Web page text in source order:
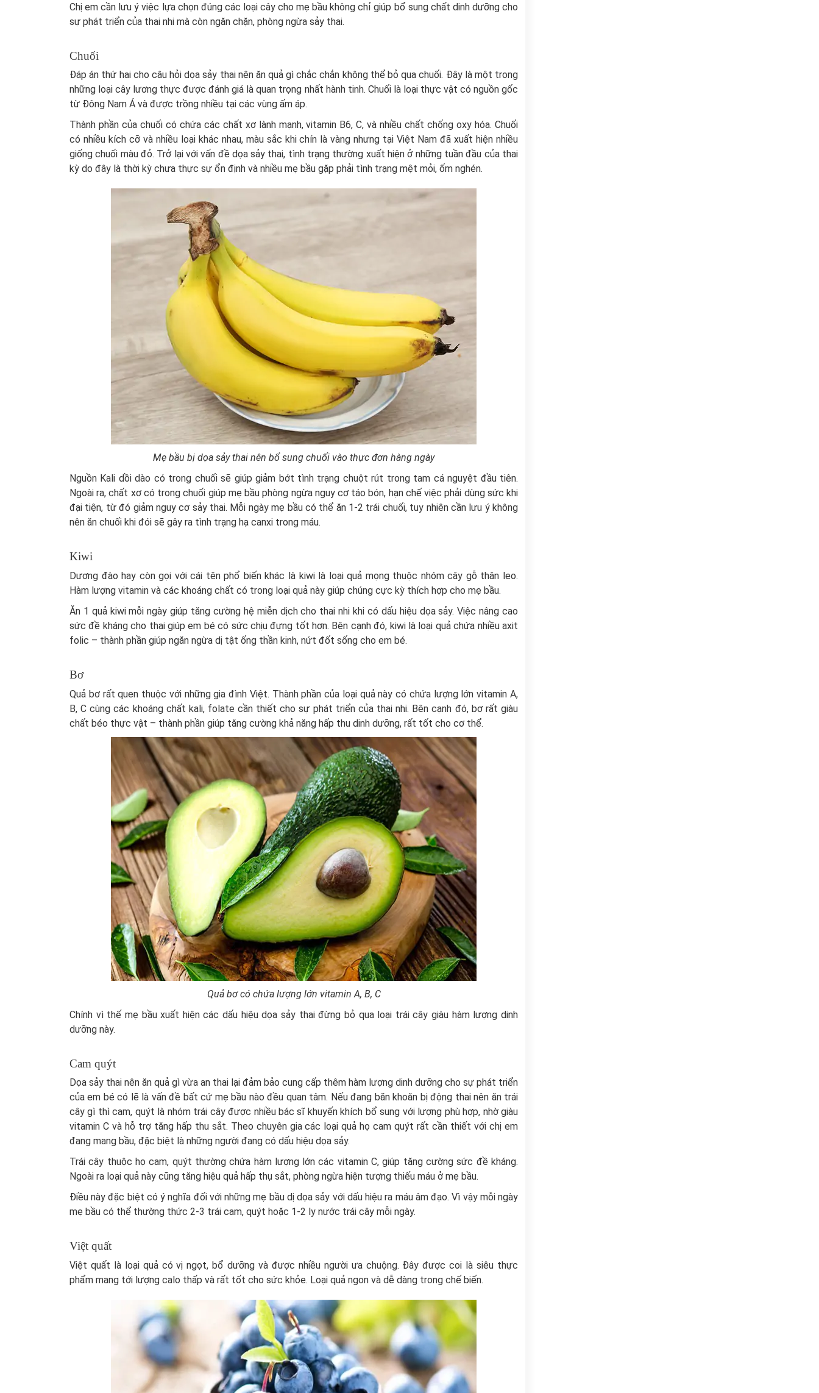
Chị em cần lưu ý việc lựa chọn đúng các loại cây cho mẹ bầu không chỉ giúp bổ sung chất dinh dưỡng cho
sự phát triển của thai nhi mà còn ngăn chặn, phòng ngừa sảy thai.
Chuối
Đáp án thứ hai cho câu hỏi dọa sảy thai nên ăn quả gì chắc chắn không thể bỏ qua chuối. Đây là một trong
những loại cây lương thực được đánh giá là quan trọng nhất hành tinh. Chuối là loại thực vật có nguồn gốc
từ Đông Nam Á và được trồng nhiều tại các vùng ấm áp.
Thành phần của chuối có chứa các chất xơ lành mạnh, vitamin B6, C, và nhiều chất chống oxy hóa. Chuối
có nhiều kích cỡ và nhiều loại khác nhau, màu sắc khi chín là vàng nhưng tại Việt Nam đã xuất hiện nhiều
giống chuối màu đỏ. Trở lại với vấn đề dọa sảy thai, tình trạng thường xuất hiện ở những tuần đầu của thai
kỳ do đây là thời kỳ chưa thực sự ổn định và nhiều mẹ bầu gặp phải tình trạng mệt mỏi, ốm nghén.
Mẹ bầu bị dọa sảy thai nên bổ sung chuối vào thực đơn hàng ngày
Nguồn Kali dồi dào có trong chuối sẽ giúp giảm bớt tình trạng chuột rút trong tam cá nguyệt đầu tiên.
Ngoài ra, chất xơ có trong chuối giúp mẹ bầu phòng ngừa nguy cơ táo bón, hạn chế việc phải dùng sức khi
đại tiện, từ đó giảm nguy cơ sảy thai. Mỗi ngày mẹ bầu có thể ăn 1-2 trái chuối, tuy nhiên cần lưu ý không
nên ăn chuối khi đói sẽ gây ra tình trạng hạ canxi trong máu.
Kiwi
Dương đào hay còn gọi với cái tên phổ biến khác là kiwi là loại quả mọng thuộc nhóm cây gỗ thân leo.
Hàm lượng vitamin và các khoáng chất có trong loại quả này giúp chúng cực kỳ thích hợp cho mẹ bầu.
Ăn 1 quả kiwi mỗi ngày giúp tăng cường hệ miễn dịch cho thai nhi khi có dấu hiệu dọa sảy. Việc nâng cao
sức đề kháng cho thai giúp em bé có sức chịu đựng tốt hơn. Bên cạnh đó, kiwi là loại quả chứa nhiều axit
folic – thành phần giúp ngăn ngừa dị tật ống thần kinh, nứt đốt sống cho em bé.
Bơ
Quả bơ rất quen thuộc với những gia đình Việt. Thành phần của loại quả này có chứa lượng lớn vitamin A,
B, C cùng các khoáng chất kali, folate cần thiết cho sự phát triển của thai nhi. Bên cạnh đó, bơ rất giàu
chất béo thực vật – thành phần giúp tăng cường khả năng hấp thu dinh dưỡng, rất tốt cho cơ thể.
Quả bơ có chứa lượng lớn vitamin A, B, C
Chính vì thế mẹ bầu xuất hiện các dấu hiệu dọa sảy thai đừng bỏ qua loại trái cây giàu hàm lượng dinh
dưỡng này.
Cam quýt
Dọa sảy thai nên ăn quả gì vừa an thai lại đảm bảo cung cấp thêm hàm lượng dinh dưỡng cho sự phát triển
của em bé có lẽ là vấn đề bất cứ mẹ bầu nào đều quan tâm. Nếu đang băn khoăn bị động thai nên ăn trái
cây gì thì cam, quýt là nhóm trái cây được nhiều bác sĩ khuyến khích bổ sung với lượng phù hợp, nhờ giàu
vitamin C và hỗ trợ tăng hấp thu sắt. Theo chuyên gia các loại quả họ cam quýt rất cần thiết với chị em
đang mang bầu, đặc biệt là những người đang có dấu hiệu dọa sảy.
Trái cây thuộc họ cam, quýt thường chứa hàm lượng lớn các vitamin C, giúp tăng cường sức đề kháng.
Ngoài ra loại quả này cũng tăng hiệu quả hấp thụ sắt, phòng ngừa hiện tượng thiếu máu ở mẹ bầu.
Điều này đặc biệt có ý nghĩa đối với những mẹ bầu dị dọa sảy với dấu hiệu ra máu âm đạo. Vì vậy mỗi ngày
mẹ bầu có thể thường thức 2-3 trái cam, quýt hoặc 1-2 ly nước trái cây mỗi ngày.
Việt quất
Việt quất là loại quả có vị ngọt, bổ dưỡng và được nhiều người ưa chuộng. Đây được coi là siêu thực
phẩm mang tới lượng calo thấp và rất tốt cho sức khỏe. Loại quả ngon và dễ dàng trong chế biến.